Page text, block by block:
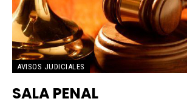
AVISOS JUDICIALES
SALA PENAL